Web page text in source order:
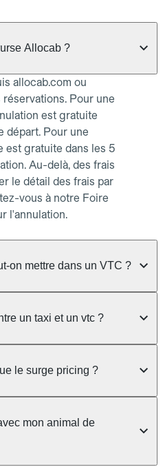
Allocab ?
allocab.com ou
Pour une
est gratuite
départ. Pour une
est gratuite dans les 5
Au-delà, des frais
le détail des frais par
vous à notre Foire
l'annulation.
on mettre dans un VTC ?
VAO : jusqu'à 3
cabine TPMR : 1
pas selon le
avez des bagages
un taxi et un vtc ?
avec un tarif calculé au
un prix fixe connu
ni frais cachés.
sont des
le surge pricing ?
et affiché avant la
puis fixé définitivement.
mon animal de